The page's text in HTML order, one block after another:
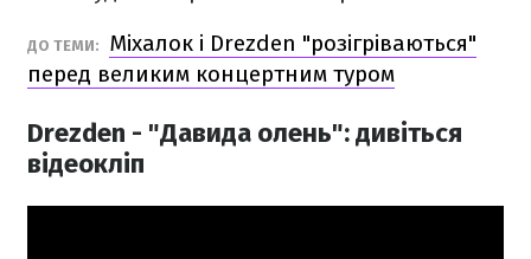
ДО ТЕМИ:
Міхалок і Drezden "розігріваються"
перед великим концертним туром
Drezden - "Давида олень": дивіться
відеокліп